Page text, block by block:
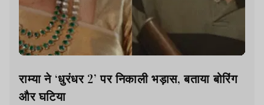
राम्या ने ‘धुरंधर 2’ पर निकाली भड़ास, बताया बोरिंग
और घटिया